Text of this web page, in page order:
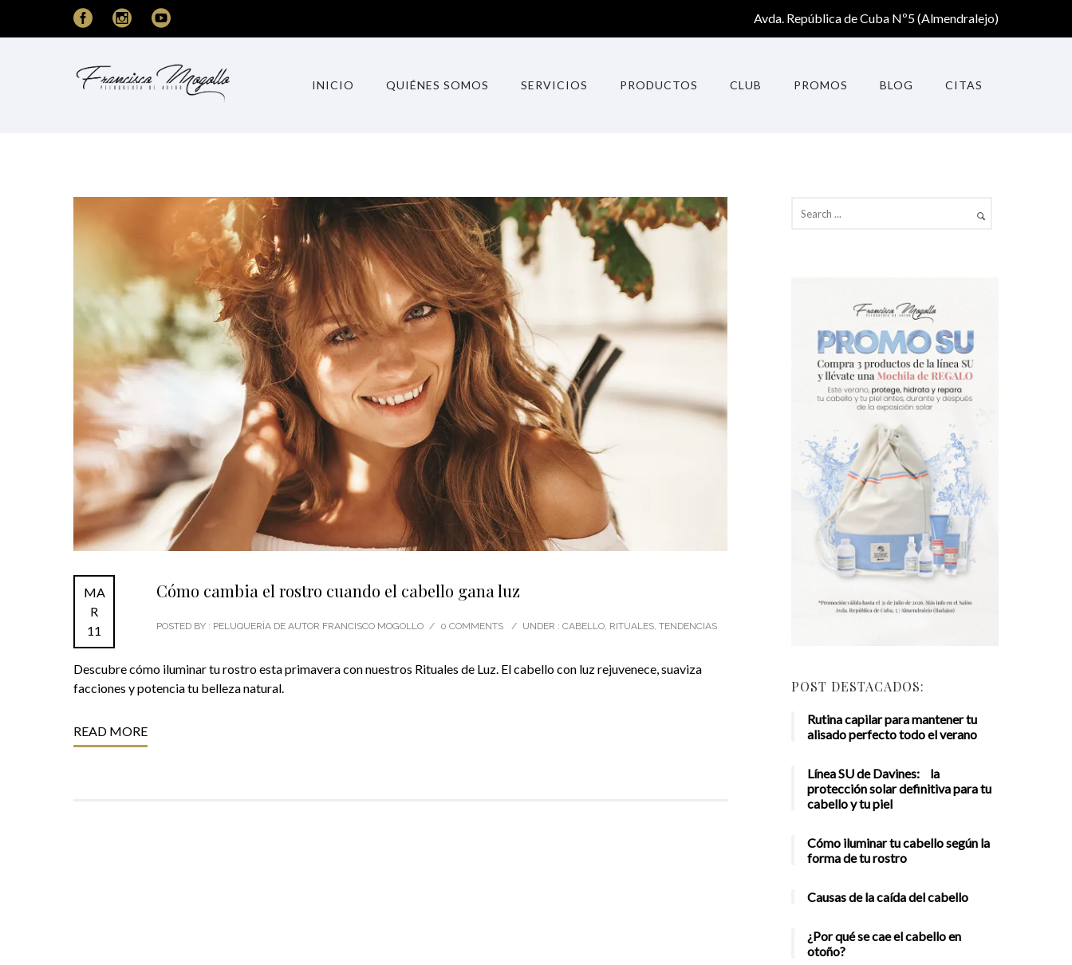
Avda. República de Cuba Nº5 (Almendralejo)
INICIO QUIÉNES SOMOS SERVICIOS PRODUCTOS CLUB PROMOS BLOG CITAS
MA
R
11
Cómo cambia el rostro cuando el cabello gana luz
POSTED BY : PELUQUERÍA DE AUTOR FRANCISCO MOGOLLO / 0 COMMENTS / UNDER : CABELLO, RITUALES, TENDENCIAS
Descubre cómo iluminar tu rostro esta primavera con nuestros Rituales de Luz. El cabello con luz rejuvenece, suaviza
facciones y potencia tu belleza natural.
READ MORE
POST DESTACADOS:
Rutina capilar para mantener tu
alisado perfecto todo el verano
Línea SU de Davines: la
protección solar definitiva para tu
cabello y tu piel
Cómo iluminar tu cabello según la
forma de tu rostro
Causas de la caída del cabello
¿Por qué se cae el cabello en
otoño?